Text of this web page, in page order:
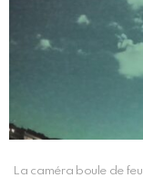
La caméra boule de